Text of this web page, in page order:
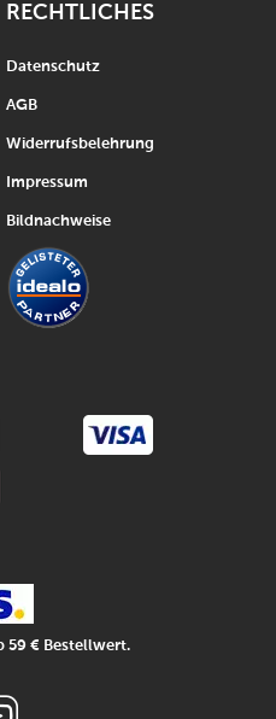
RECHTLICHES
Datenschutz
AGB
Widerrufsbelehrung
Impressum
Bildnachweise
59 € Bestellwert.